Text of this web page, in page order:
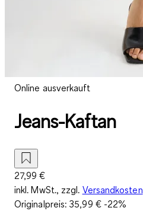
Online ausverkauft
Jeans-Kaftan
27,99 €
inkl. MwSt., zzgl. Versandkosten
Originalpreis:35,99 €-22%